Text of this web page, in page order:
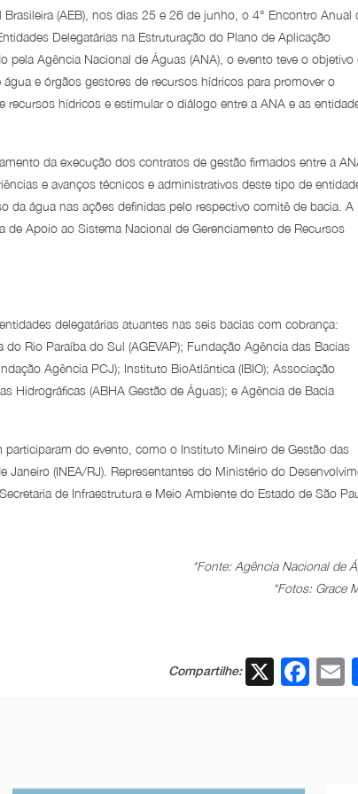
(AEB), nos dias 25 e 26 de junho, o 4° Encontro Anual
Delegatárias na Estruturação do Plano de Aplicação
Agência Nacional de Águas (ANA), o evento teve o objetivo
e órgãos gestores de recursos hídricos para promover o
hídricos e estimular o diálogo entre a ANA e as
da execução dos contratos de gestão firmados entre a
e avanços técnicos e administrativos deste tipo de
da água nas ações definidas pelo respectivo comitê de bacia. A
de Apoio ao Sistema Nacional de Gerenciamento de Recursos
delegatárias atuantes nas seis bacias com cobrança:
Rio Paraíba do Sul (AGEVAP); Fundação Agência das Bacias
Agência PCJ); Instituto BioAtlântica (IBIO); Associação
Hidrográficas (ABHA Gestão de Águas); e Agência de Bacia
do evento, como o Instituto Mineiro de Gestão das
(INEA/RJ). Representantes do Ministério do
de Infraestrutura e Meio Ambiente do Estado de São
*Fonte: Agência Nacional de
*Fotos: Grace
Compartilhe: X